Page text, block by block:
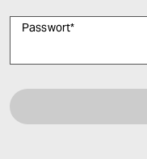
Passwort*